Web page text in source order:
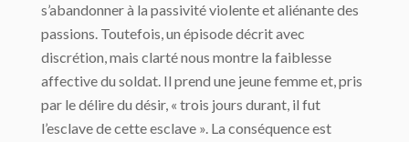
s’abandonner à la passivité violente et aliénante des
passions. Toutefois, un épisode décrit avec
discrétion, mais clarté nous montre la faiblesse
affective du soldat. Il prend une jeune femme et, pris
par le délire du désir, « trois jours durant, il fut
l’esclave de cette esclave ». La conséquence est